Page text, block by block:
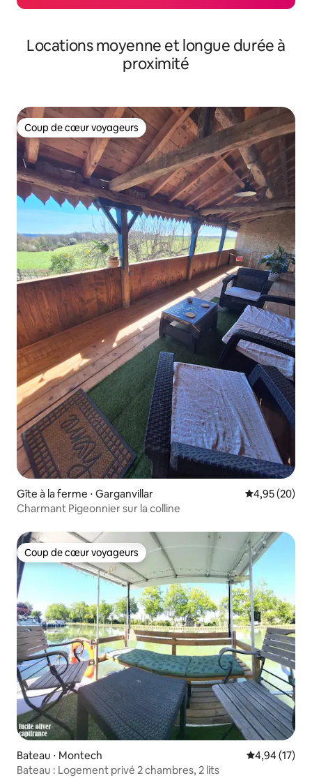
Locations moyenne et longue durée à
proximité
Coup de cœur voyageurs
Coup de cœur voyageurs
Gîte à la ferme ⋅ Garganvillar Évaluation
4,95 (20)
Charmant Pigeonnier sur la colline
Coup de cœur voyageurs
Coup de cœur voyageurs
Bateau ⋅ Montech Évaluation
4,94 (17)
Bateau : Logement privé 2 chambres, 2 lits